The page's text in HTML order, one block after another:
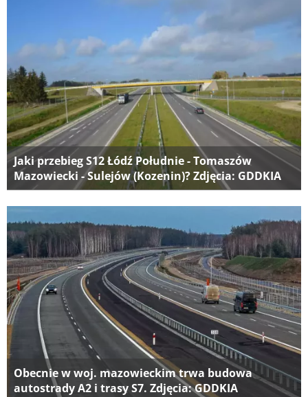
Jaki przebieg S12 Łódź Południe - Tomaszów
Mazowiecki - Sulejów (Kozenin)? Zdjęcia: GDDKIA
Obecnie w woj. mazowieckim trwa budowa
autostrady A2 i trasy S7. Zdjęcia: GDDKIA